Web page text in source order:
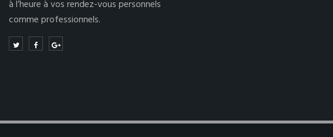
à l’heure à vos rendez-vous personnels
comme professionnels.